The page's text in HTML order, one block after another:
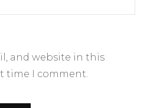
and website in this
time I comment.